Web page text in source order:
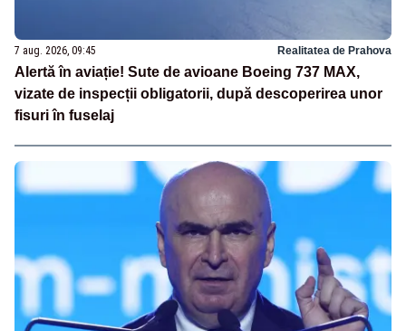
7 aug. 2026, 09:45 Realitatea de Prahova
Alertă în aviație! Sute de avioane Boeing 737 MAX,
vizate de inspecții obligatorii, după descoperirea unor
fisuri în fuselaj